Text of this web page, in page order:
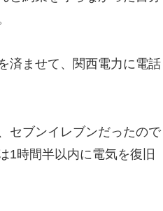
済ませて、関西電力に電話
セブンイレブンだったので
1時間半以内に電気を復旧